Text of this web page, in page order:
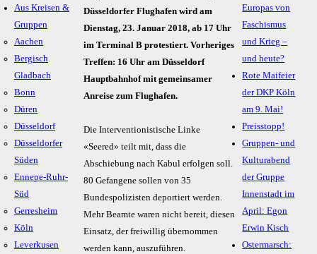
Aus Kreisen &
Gruppen
Aachen
Bergisch
Gladbach
Bonn
Düren
Düsseldorf
Düsseldorfer
Süden
Ennepe-Ruhr-
Süd
Gerresheim
Köln
Leverkusen
Düsseldorfer Flughafen wird am
Dienstag, 23. Januar 2018, ab 17 Uhr
im Terminal B protestiert. Vorheriges
Treffen: 16 Uhr am Düsseldorf
Hauptbahnhof mit gemeinsamer
Anreise zum Flughafen.
Die Interventionistische Linke
«Seered» teilt mit, dass die
Abschiebung nach Kabul erfolgen soll.
80 Gefangene sollen von 35
Bundespolizisten deportiert werden.
Mehr Beamte waren nicht bereit, diesen
Einsatz, der freiwillig übernommen
werden kann, auszuführen.
Europas von
Faschismus
und Krieg –
und heute?
Rote Maifeier
der DKP Köln
am 9. Mai!
Preisstopp!
Gruppen- und
Kulturabend
der Gruppe
Innenstadt im
April: Egon
Erwin Kisch
Ostermarsch: